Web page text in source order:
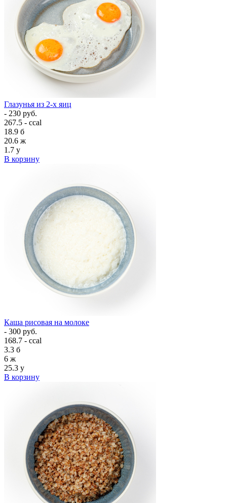
Глазунья из 2-х яиц
- 230 руб.
267.5 - ccal
18.9 б
20.6 ж
1.7 у
В корзину
Каша рисовая на молоке
- 300 руб.
168.7 - ccal
3.3 б
6 ж
25.3 у
В корзину